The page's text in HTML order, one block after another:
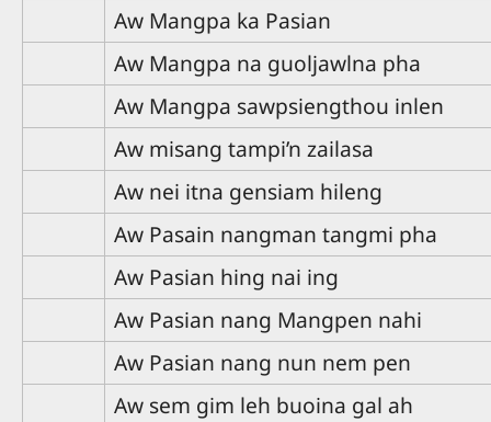
Aw Mangpa ka Pasian
Aw Mangpa na guoljawlna pha
Aw Mangpa sawpsiengthou inlen
Aw misang tampi’n zailasa
Aw nei itna gensiam hileng
Aw Pasain nangman tangmi pha
Aw Pasian hing nai ing
Aw Pasian nang Mangpen nahi
Aw Pasian nang nun nem pen
Aw sem gim leh buoina gal ah